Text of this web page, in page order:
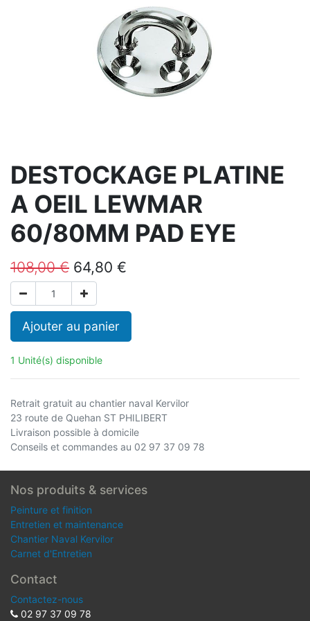
DESTOCKAGE PLATINE
A OEIL LEWMAR
60/80MM PAD EYE
108,00€ 64,80 €
Ajouter au panier
1 Unité(s) disponible
Retrait gratuit au chantier naval Kervilor
23 route de Quehan ST PHILIBERT
Livraison possible à domicile
Conseils et commandes au 02 97 37 09 78
Nos produits & services
Peinture et finition
Entretien et maintenance
Chantier Naval Kervilor
Carnet d'Entretien
Contact
Contactez-nous
02 97 37 09 78